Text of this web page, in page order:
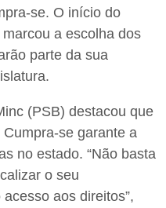
se. O início do
a escolha dos
parte da sua
(PSB) destacou que
se garante a
no estado. “Não basta
o seu
aos direitos”,